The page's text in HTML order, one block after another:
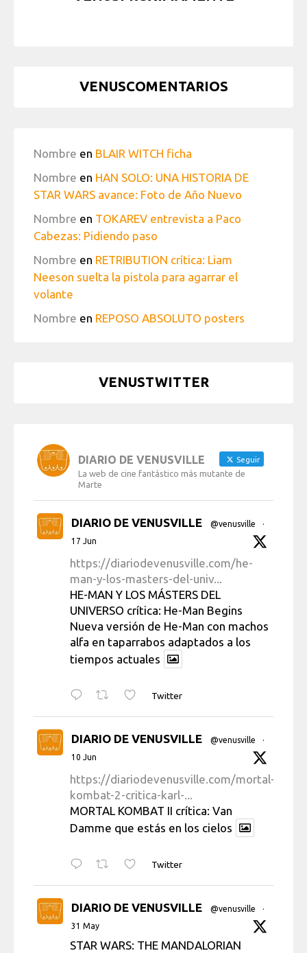
VENUSCOMENTARIOS
Nombre en BLAIR WITCH ficha
Nombre en HAN SOLO: UNA HISTORIA DE
STAR WARS avance: Foto de Año Nuevo
Nombre en TOKAREV entrevista a Paco
Cabezas: Pidiendo paso
Nombre en RETRIBUTION crítica: Liam
Neeson suelta la pistola para agarrar el
volante
Nombre en REPOSO ABSOLUTO posters
VENUSTWITTER
DIARIO DE VENUSVILLE Seguir
La web de cine fantástico más mutante de
Marte
DIARIO DE VENUSVILLE @venusville
·
17 Jun
https://diariodevenusville.com/he-
man-y-los-masters-del-univ...
HE-MAN Y LOS MÁSTERS DEL
UNIVERSO crítica: He-Man Begins
Nueva versión de He-Man con machos
alfa en taparrabos adaptados a los
tiempos actuales
Twitter
DIARIO DE VENUSVILLE @venusville
·
10 Jun
https://diariodevenusville.com/mortal-
kombat-2-critica-karl-...
MORTAL KOMBAT II crítica: Van
Damme que estás en los cielos
Twitter
DIARIO DE VENUSVILLE @venusville
·
31 May
STAR WARS: THE MANDALORIAN